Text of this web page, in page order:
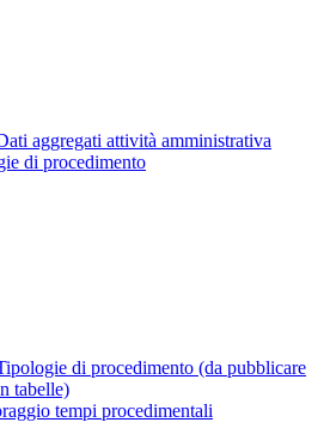
aggregati attività amministrativa
di procedimento
di procedimento (da pubblicare
tabelle)
tempi procedimentali